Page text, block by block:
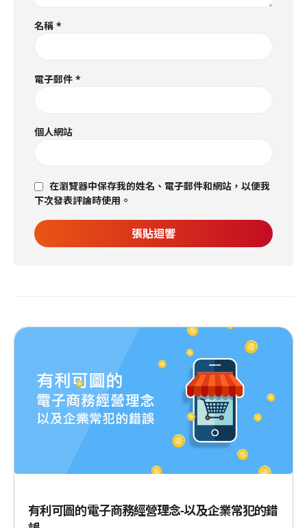
名稱 *
電子郵件 *
個人網站
在瀏覽器中保存我的姓名、電子郵件和網站，以便我
下次發表評論時使用。
有利可圖的電子商務經營理念-以及企業常犯的錯